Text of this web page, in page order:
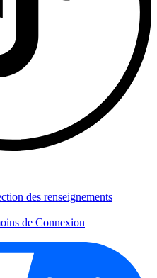
des renseignements
de Connexion